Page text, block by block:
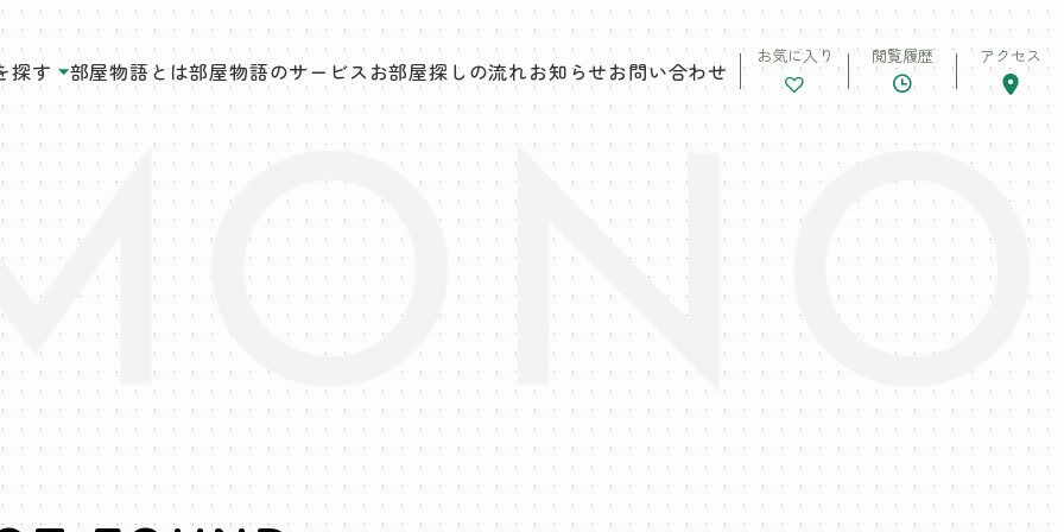
探す 部屋物語とは部屋物語のサービス お部屋探しの流れお知らせお問い合わせ
お気に入り 閲覧履歴 アクセス